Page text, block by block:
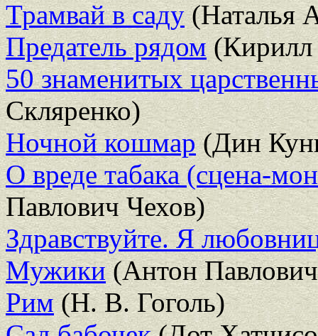
Трамвай в саду(Наталья
Предатель рядом(Кирилл
50 знаменитых
Скляренко)
Ночной кошмар(Дин
О вреде табака (сцена-
Павлович Чехов)
Здравствуйте. Я
Мужики(Антон
Рим(Н. В. Гоголь)